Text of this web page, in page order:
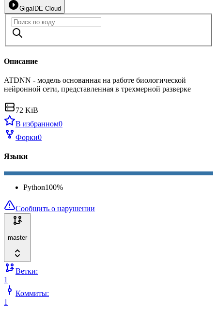
GigaIDE Cloud
Описание
ATDNN - модель основанная на работе биологической
нейронной сети, представленная в трехмерной разверке
72 KiB
В избранном0
Форки0
Языки
Python100%
Сообщить о нарушении
master
Ветки:
1
Коммиты:
1